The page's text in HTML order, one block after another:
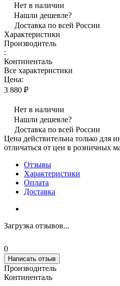
Нет в наличии
Нашли дешевле?
Доставка по всей России
Характеристики
Производитель
:
Континенталь
Все характеристики
Цена:
3 880 ₽
Нет в наличии
Нашли дешевле?
Доставка по всей России
Цена действительна только для
отличаться от цен в розничных
Отзывы
Характеристики
Оплата
Доставка
Загрузка отзывов...
0
Написать отзыв
Производитель
Континенталь